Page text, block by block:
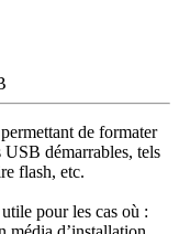
de formater
USB démarrables, tels
flash, etc.
pour les cas où :